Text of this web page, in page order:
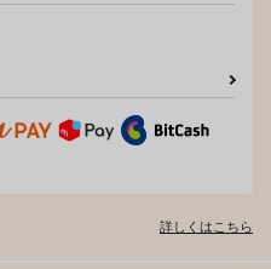
詳しくはこちら